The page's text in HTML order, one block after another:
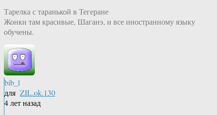
Тарелка с таранькой в Тегеране
Жонки там красивые, Шаганэ, и все иностранному языку
обучены.
bib_l
для ZIL.ok.130
4 лет назад